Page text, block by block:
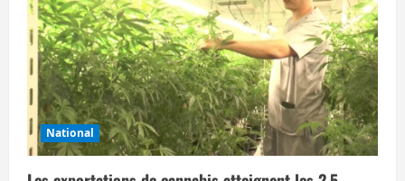
o
n
d
’
National